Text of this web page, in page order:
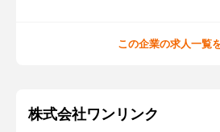
この企業の求人一覧
株式会社ワンリンク